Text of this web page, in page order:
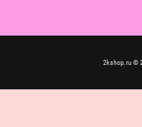
2kshop.ru ©